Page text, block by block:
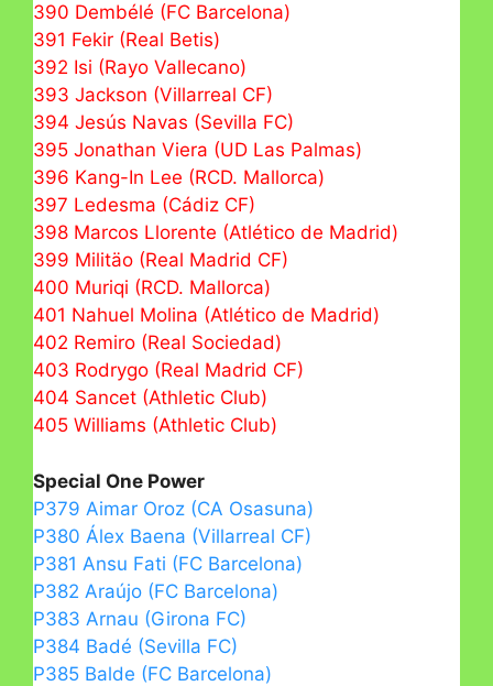
390 Dembélé (FC Barcelona)
391 Fekir (Real Betis)
392 Isi (Rayo Vallecano)
393 Jackson (Villarreal CF)
394 Jesús Navas (Sevilla FC)
395 Jonathan Viera (UD Las Palmas)
396 Kang-In Lee (RCD. Mallorca)
397 Ledesma (Cádiz CF)
398 Marcos Llorente (Atlético de Madrid)
399 Militäo (Real Madrid CF)
400 Muriqi (RCD. Mallorca)
401 Nahuel Molina (Atlético de Madrid)
402 Remiro (Real Sociedad)
403 Rodrygo (Real Madrid CF)
404 Sancet (Athletic Club)
405 Williams (Athletic Club)
Special One Power
P379 Aimar Oroz (CA Osasuna)
P380 Álex Baena (Villarreal CF)
P381 Ansu Fati (FC Barcelona)
P382 Araújo (FC Barcelona)
P383 Arnau (Girona FC)
P384 Badé (Sevilla FC)
P385 Balde (FC Barcelona)